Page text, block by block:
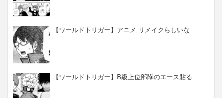
【ワールドトリガー】アニメ リメイクらしいな
【ワールドトリガー】B級上位部隊のエース貼る